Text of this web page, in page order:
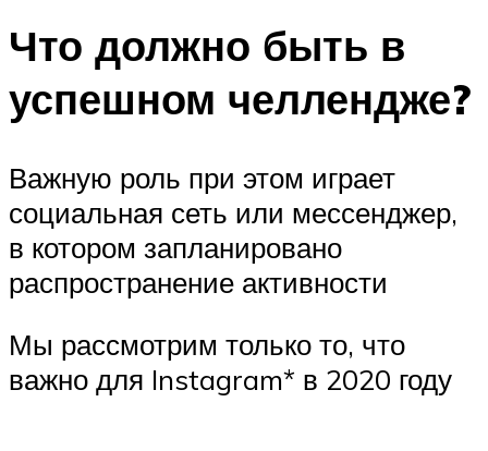
Что должно быть в
успешном челлендже?
Важную роль при этом играет
социальная сеть или мессенджер,
в котором запланировано
распространение активности
Мы рассмотрим только то, что
важно для Instagram* в 2020 году